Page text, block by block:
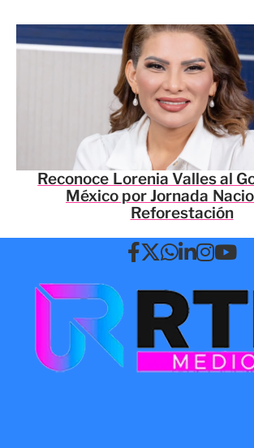
Reconoce Lorenia Valles al
México por Jornada
Reforestación